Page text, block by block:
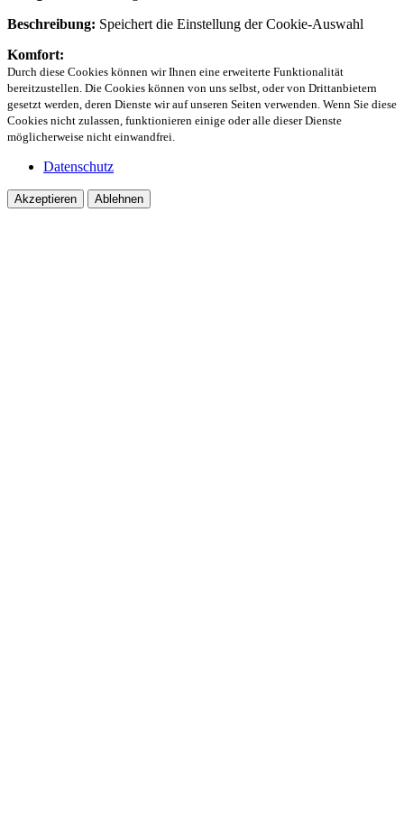
Beschreibung: Speichert die Einstellung der Cookie-Auswahl
Komfort:
Durch diese Cookies können wir Ihnen eine erweiterte Funktionalität
bereitzustellen. Die Cookies können von uns selbst, oder von Drittanbietern
gesetzt werden, deren Dienste wir auf unseren Seiten verwenden. Wenn Sie diese
Cookies nicht zulassen, funktionieren einige oder alle dieser Dienste
möglicherweise nicht einwandfrei.
Datenschutz
Akzeptieren Ablehnen